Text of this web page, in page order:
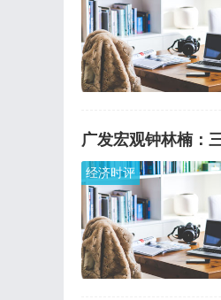
广发宏观钟林楠：
经济时评